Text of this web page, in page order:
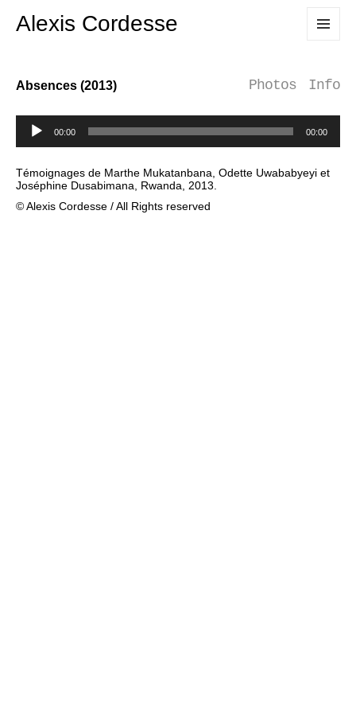
Alexis Cordesse
Absences (2013)
Photos Info
audio
00:00 00:00
Témoignages de Marthe Mukatanbana, Odette Uwababyeyi et
Joséphine Dusabimana, Rwanda, 2013.
© Alexis Cordesse / All Rights reserved